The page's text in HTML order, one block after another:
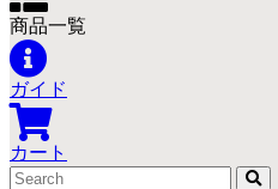
商品一覧
ガイド
カート